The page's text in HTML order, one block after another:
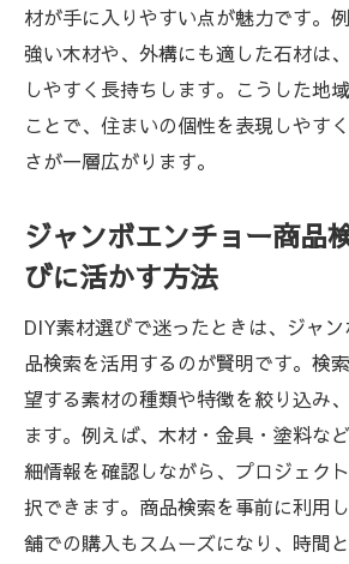
商品検索で比較する理想の
浜松DIYの住まい作りに役
用法
在庫検索で効率よく住まい
方法
DIY経験者が語る浜松での
材が手に入りやすい点が魅力です。
強い木材や、外構にも適した石材は
しやすく長持ちします。こうした地
ことで、住まいの個性を表現しやす
さが一層広がります。
ジャンボエンチョー商品
びに活かす方法
DIY素材選びで迷ったときは、ジャ
品検索を活用するのが賢明です。検
望する素材の種類や特徴を絞り込み
ます。例えば、木材・金具・塗料な
細情報を確認しながら、プロジェク
択できます。商品検索を事前に利用
舗での購入もスムーズになり、時間